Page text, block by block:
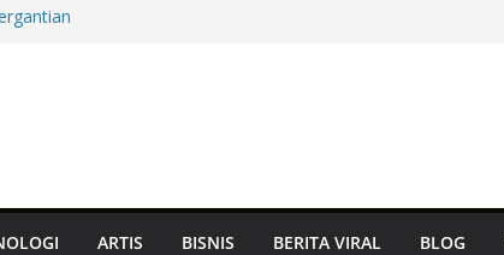
Mati, Aset
Panglima
hingga
Damai atau
ARTIS BISNIS BERITA VIRAL BLOG